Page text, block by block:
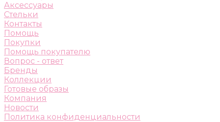
Аксессуары
Стельки
Контакты
Помощь
Покупки
Помощь покупателю
Вопрос - ответ
Бренды
Коллекции
Готовые образы
Компания
Новости
Политика конфиденциальности